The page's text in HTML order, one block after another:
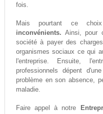
fois.
Mais pourtant ce
inconvénients. Ainsi, pour
société à payer des
organismes sociaux ce qui
l'entreprise. Ensuite,
professionnels dépent
problème en son absence,
maladie.
Faire appel à notre